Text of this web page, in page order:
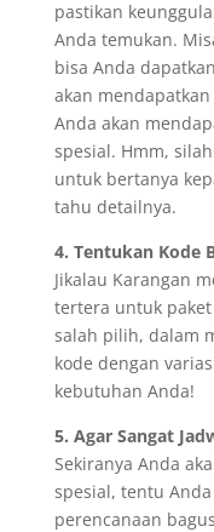
pastikan
Anda temukan.
bisa Anda
akan
Anda akan
spesial. Hmm,
untuk bertanya
tahu detailnya.
4. Tentukan Kode
Jikalau Karangan
tertera untuk
salah pilih, dalam
kode dengan
kebutuhan Anda!
5. Agar Sangat
Sekiranya Anda
spesial, tentu
perencanaan